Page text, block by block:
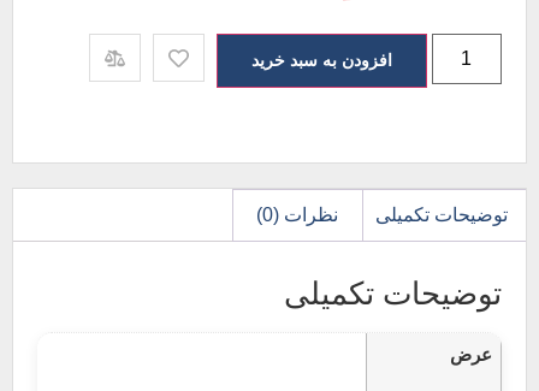
افزودن به سبد خرید
توضیحات تکمیلی نظرات (0)
توضیحات تکمیلی
عرض